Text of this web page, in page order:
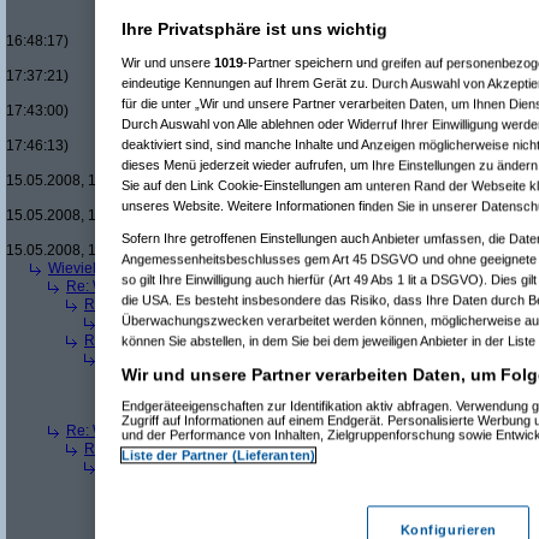
Re(17): Men in Black um
16:48:17)
Re(18): Men in Black
17:37:21)
Re(19): Men in Black
17:43:00)
Re(20): Men in
17:46:13)
Re(21): Men in
15.05.2008, 17:49:46)
Re(22): Men
15.05.2008, 18:07:18)
Re(23):
15.05.2008, 18:13:17)
Wieviele blus/hd-dvds habt ihr schon?(bröslam 15.05.2008, 18:06:08)
Re: Wieviele blus/hd-dvds habt ihr schon?( ducducam 15.05.2008,
Re(2): Wieviele blus/hd-dvds habt ihr schon?( brösl am 15.05.2008,
Re(3): Wieviele blus/hd-dvds habt ihr schon?(ducducam
Re(2): Wieviele blus/hd-dvds habt ihr schon?(hackenbush am
Re(4): Wieviele blus/hd-dvds habt ihr schon? (hackenbusham
Re(6): Wieviele blus/hd-dvds habt ihr schon?(
Re: Wieviele blus/hd-dvds habt ihr schon?("without"am 15.05.2008,
Re(2): Wieviele blus/hd-dvds habt ihr schon?
Re(3): Wieviele blus/hd-dvds habt ihr schon?
Re(5): Wieviele blus/hd-dvds habt ihr schon?("without"am
Re(6): Wieviele blus/hd-dvds habt ihr schon?
ducduc
Ihre Privatsphäre ist uns wichtig
Wir und unsere 1019-Partner speichern und greifen auf
eindeutige Kennungen auf Ihrem Gerät zu. Durch Auswahl von
für die unter „Wir und unsere Partner verarbeiten Daten, um Ihnen
Durch Auswahl von Alle ablehnen oder Widerruf Ihrer Einwilligung
deaktiviert sind, sind manche Inhalte und Anzeigen möglicherweise
dieses Menü jederzeit wieder aufrufen, um Ihre Einstellungen zu
Sie auf den Link Cookie-Einstellungen am unteren Rand der Webseite
unseres Website. Weitere Informationen finden Sie in unserer
Sofern Ihre getroffenen Einstellungen auch Anbieter umfassen, die
Angemessenheitsbeschlusses gem Art 45 DSGVO und ohne
so gilt Ihre Einwilligung auch hierfür (Art 49 Abs 1 lit a DSGVO). Dies
die USA. Es besteht insbesondere das Risiko, dass Ihre Daten durch
Überwachungszwecken verarbeitet werden können, möglicherweise
können Sie abstellen, in dem Sie bei dem jeweiligen Anbieter in der
Wir und unsere Partner verarbeiten Daten, um
Endgeräteeigenschaften zur Identifikation aktiv abfragen. Verwendung
Zugriff auf Informationen auf einem Endgerät. Personalisierte Werbung
und der Performance von Inhalten, Zielgruppenforschung sowie
Liste der Partner (Lieferanten)
Konfigurieren